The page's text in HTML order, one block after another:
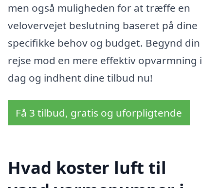
men også muligheden for at træffe en
velovervejet beslutning baseret på dine
specifikke behov og budget. Begynd din
rejse mod en mere effektiv opvarmning i
dag og indhent dine tilbud nu!
Få 3 tilbud, gratis og uforpligtende
Hvad koster luft til